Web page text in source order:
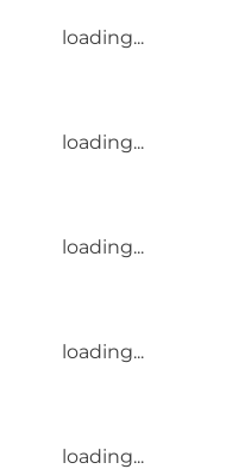
loading...
loading...
loading...
loading...
loading...